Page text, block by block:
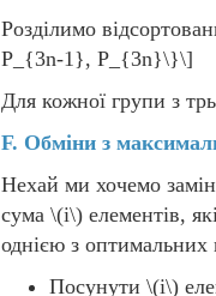
Розділимо
P_{3n-1}, P_{3n}\}\]
Для кожної групи з
F. Обміни з
Нехай ми хочемо
сума \(i\) елементів,
однією з оптимальних
Посунути \(i\)